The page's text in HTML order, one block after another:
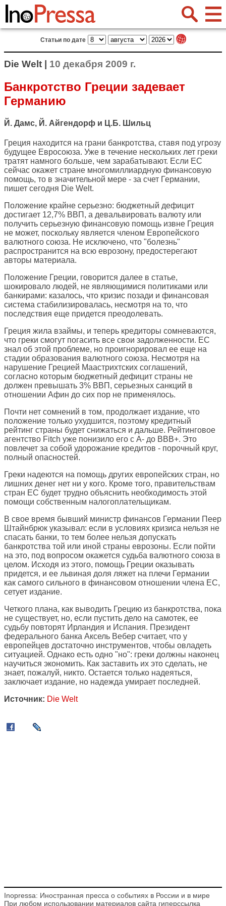
Статьи по дате
Die Welt | 10 декабря 2009 г.
Банкротство Греции задевает
Германию
Й. Дамс, Й. Айгендорф и Ц.Б. Шильц
Греция находится на грани банкротства, ставя под угрозу
будущее Евросоюза. Уже в течение нескольких лет греки
тратят намного больше, чем зарабатывают. Если ЕС
сейчас окажет стране многомиллиардную финансовую
помощь, то в значительной мере - за счет Германии,
пишет сегодня Die Welt.
Положение крайне серьезно: бюджетный дефицит
достигает 12,7% ВВП, а девальвировать валюту или
получить серьезную финансовую помощь извне Греция
не может, поскольку является членом Европейского
валютного союза. Не исключено, что "болезнь"
распространится на всю еврозону, предостерегают
авторы материала.
Положение Греции, говорится далее в статье,
шокировало людей, не являющимися политиками или
банкирами: казалось, что кризис позади и финансовая
система стабилизировалась, несмотря на то, что
последствия еще придется преодолевать.
Греция жила взаймы, и теперь кредиторы сомневаются,
что греки смогут погасить все свои задолженности. ЕС
знал об этой проблеме, но проигнорировал ее еще на
стадии образования валютного союза. Несмотря на
нарушение Грецией Маастрихтских соглашений,
согласно которым бюджетный дефицит страны не
должен превышать 3% ВВП, серьезных санкций в
отношении Афин до сих пор не применялось.
Почти нет сомнений в том, продолжает издание, что
положение только ухудшится, поэтому кредитный
рейтинг страны будет снижаться и дальше. Рейтинговое
агентство Fitch уже понизило его с A- до BBB+. Это
повлечет за собой удорожание кредитов - порочный круг,
полный опасностей.
Греки надеются на помощь других европейских стран, но
лишних денег нет ни у кого. Кроме того, правительствам
стран ЕС будет трудно объяснить необходимость этой
помощи собственным налогоплательщикам.
В свое время бывший министр финансов Германии Пеер
Штайнбрюк указывал: если в условиях кризиса нельзя не
спасать банки, то тем более нельзя допускать
банкротства той или иной страны еврозоны. Если пойти
на это, под вопросом окажется судьба валютного союза в
целом. Исходя из этого, помощь Греции оказывать
придется, и ее львиная доля ляжет на плечи Германии
как самого сильного в финансовом отношении члена ЕС,
сетует издание.
Четкого плана, как выводить Грецию из банкротства, пока
не существует, но, если пустить дело на самотек, ее
судьбу повторят Ирландия и Испания. Президент
федерального банка Аксель Вебер считает, что у
европейцев достаточно инструментов, чтобы овладеть
ситуацией. Однако есть одно "но": греки должны наконец
научиться экономить. Как заставить их это сделать, не
знает, пожалуй, никто. Остается только надеяться,
заключает издание, но надежда умирает последней.
Источник: Die Welt
Inopressa: Иностранная пресса о событиях в России и в мире
При любом использовании материалов сайта гиперссылка